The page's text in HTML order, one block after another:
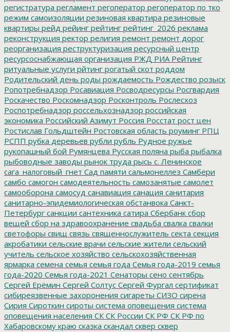
регистратура регламент регоператор регоператор по тко
режим самоизоляции резиновая квартира резиновые
квартиры рейд рейинг рейтинг рейтинг_2026 реклама
реконструкция ректор религия ремонт ремонт дорог
реорганизация реструктуризация ресурсный центр
ресурсоснабжающая организация РЖД РИА Рейтинг
ритуальные услуги рйтинг рогатый скот роддом
Родительский день роды рождаемость Рождество розыск
Ропотребнадзор Росавиация Росводресурсы Росгвардия
Роскачество Роскомнадзор Росконтроль Рослесхоз
Роспотребнадзор россельхознадзор российская
экономика Российский Азимут Россия Росстат рост цен
Ростислав Гольдштейн Ростовская область роуминг РПЦ
РСПП рубка деревьев рубли рубль Рудное ружье
рукопашный бой Румянцева Русская поляна рыба рыбалка
рыбоводные заводы рынок труда рысь с. Ленинское
сага_налоговый_гнет Сад памяти сальмонеллез Самбери
самбо самогон самодеятельность самозанятые самолет
самооборона самосуд санавиация санация санитария
санитарно-эпидемиологическая обстанвока Санкт-
Петербург санкции сантехника сатира Сбербанк сбор
вещей сбор на здравоохранение свадьба свалка свалки
светофоры свищ связь священнослужитель секта секция
акробатики сельские врачи сельские жители сельский
учитель сельское хозяйство сельскохозяйственная
ярмарка семена семья семья года Семья года-2019 семья
года-2020 Семья года-2021 Сенаторы сено сентябрь
Сергей Ерёмин Сергей Солтус Сергей Фургал сертификат
сибиреязвенные захоронения сигареты СИЗО сирена
Сирия Сироткин сироты система оповещения система
оповещения населения СК СК России СК РФ СК РФ по
Хабаровскому краю сказка скандал сквер сквер